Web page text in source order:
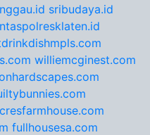
sribudaya.id
williemcginest.com
fullhousesa.com